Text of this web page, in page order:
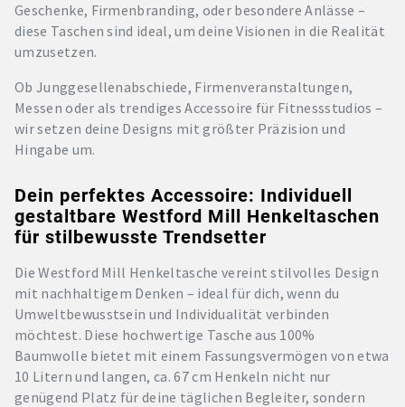
Geschenke, Firmenbranding, oder besondere Anlässe –
diese Taschen sind ideal, um deine Visionen in die Realität
umzusetzen.
Ob Junggesellenabschiede, Firmenveranstaltungen,
Messen oder als trendiges Accessoire für Fitnessstudios –
wir setzen deine Designs mit größter Präzision und
Hingabe um.
Dein perfektes Accessoire: Individuell
gestaltbare Westford Mill Henkeltaschen
für stilbewusste Trendsetter
Die Westford Mill Henkeltasche vereint stilvolles Design
mit nachhaltigem Denken – ideal für dich, wenn du
Umweltbewusstsein und Individualität verbinden
möchtest. Diese hochwertige Tasche aus 100%
Baumwolle bietet mit einem Fassungsvermögen von etwa
10 Litern und langen, ca. 67 cm Henkeln nicht nur
genügend Platz für deine täglichen Begleiter, sondern